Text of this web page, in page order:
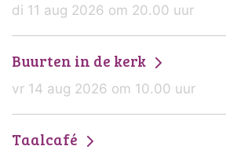
di 11 aug 2026 om 20.00 uur
Buurten in de kerk
vr 14 aug 2026 om 10.00 uur
Taalcafé